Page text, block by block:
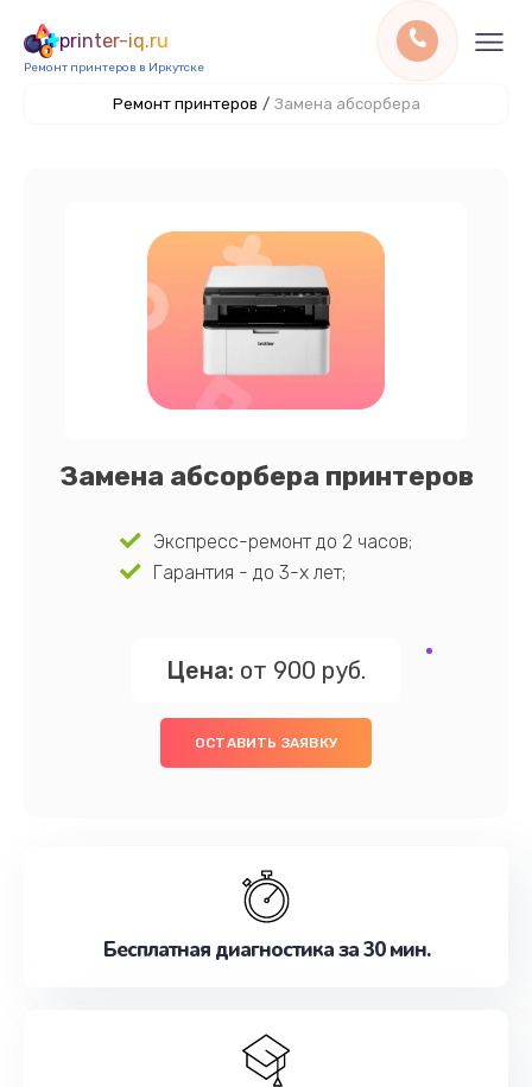
printer-iq.ru
Ремонт принтеров в Иркутске
Ремонт принтеров / Замена абсорбера
Замена абсорбера принтеров
Экспресс-ремонт до 2 часов;
Гарантия - до 3-х лет;
Цена: от 900 руб.
ОСТАВИТЬ ЗАЯВКУ
Бесплатная диагностика за 30 мин.